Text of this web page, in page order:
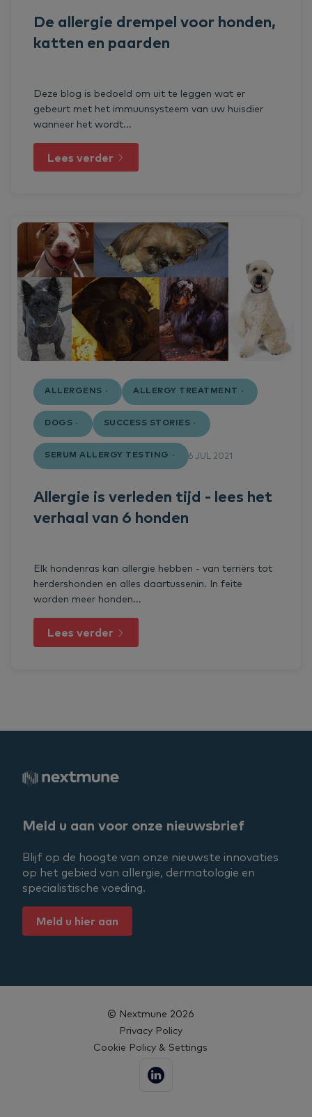
De allergie drempel voor honden,
katten en paarden
Deze blog is bedoeld om uit te leggen wat er
gebeurt met het immuunsysteem van uw huisdier
wanneer het wordt...
Lees verder
ALLERGENS ALLERGY TREATMENT
DOGS SUCCESS STORIES
SERUM ALLERGY TESTING 6 JUL 2021
Allergie is verleden tijd - lees het
verhaal van 6 honden
Elk hondenras kan allergie hebben - van terriërs tot
herdershonden en alles daartussenin. In feite
worden meer honden...
Lees verder
Meld u aan voor onze nieuwsbrief
Blijf op de hoogte van onze nieuwste innovaties
op het gebied van allergie, dermatologie en
specialistische voeding.
Meld u hier aan
© Nextmune 2026
Privacy Policy
Cookie Policy & Settings